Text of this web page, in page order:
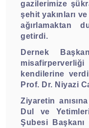
gazilerimize
şehit yakınları
ağırlamaktan
getirdi.
Dernek
kendilerine
Prof. Dr. Niyazi
Ziyaretin
Dul ve
Şubesi Başkanı